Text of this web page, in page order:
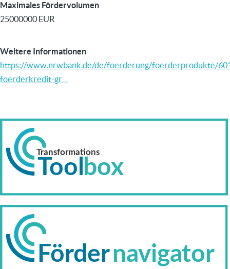
Maximales Fördervolumen
25000000 EUR
Weitere Informationen
https://www.nrwbank.de/de/foerderung/foerderprodukte/
foerderkredit-gr…